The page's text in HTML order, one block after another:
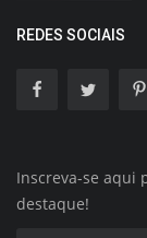
REDES SOCIAIS
Inscreva-se aqui
destaque!